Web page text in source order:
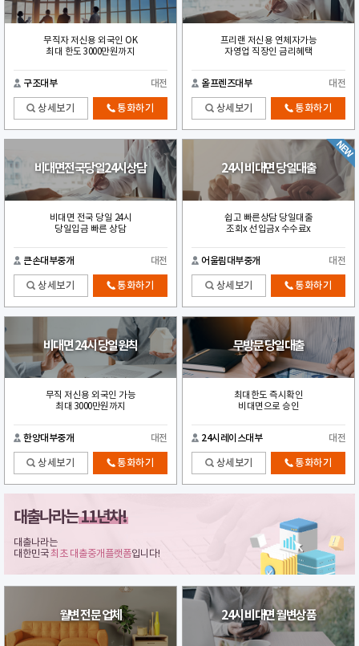
무직자 저신용 외국인 OK
최대 한도 3000만원까지
구조대부 대전
상세보기 통화하기
프리랜 저신용 연체자가능
자영업 직장인 금리혜택
올프렌즈대부 대전
상세보기 통화하기
비대면전국당일24시상담
비대면 전국 당일 24시
당일입금 빠른 상담
큰손대부중개 대전
상세보기 통화하기
24시 비대면 당일대출
쉽고 빠른상담 당일대출
조회x 선입금x 수수료x
어울림대부중개 대전
상세보기 통화하기
비대면 24시 당일원칙
무직 저신용 외국인 가능
최대 3000만원까지
한양대부중개 대전
상세보기 통화하기
무방문 당일대출
최대한도 즉시확인
비대면으로 승인
24시레이스대부 대전
상세보기 통화하기
대출나라는11년차!
대출나라는
대한민국최초 대출중개플랫폼입니다!
월변 전문 업체 24시 비대면 월변상품